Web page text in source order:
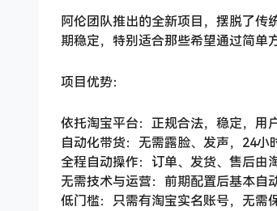
阿伦团队推出的全新项目，摆脱了
期稳定，特别适合那些希望通过简单
项目优势：
依托淘宝平台：正规合法，稳定，用
自动化带货：无需露脸、发声，24小
全程自动操作：订单、发货、售后由
无需技术与运营：前期配置后基本自
低门槛：只需有淘宝实名账号，无需